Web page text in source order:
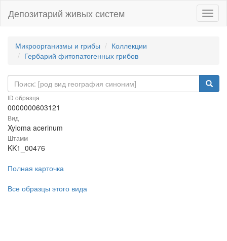
Депозитарий живых систем
Микроорганизмы и грибы
Коллекции
Гербарий фитопатогенных грибов
ID образца
0000000603121
Вид
Xyloma acerinum
Штамм
KK1_00476
Полная карточка
Все образцы этого вида